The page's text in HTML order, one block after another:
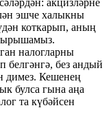
эшче халыкны
коткарып, аның
налогларны
без андый
димез. Кешенең
булса гына аңа
та күбәйсен